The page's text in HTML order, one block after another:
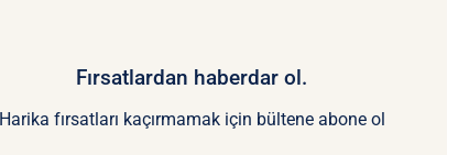
Fırsatlardan haberdar ol.
Harika fırsatları kaçırmamak için bültene abone ol